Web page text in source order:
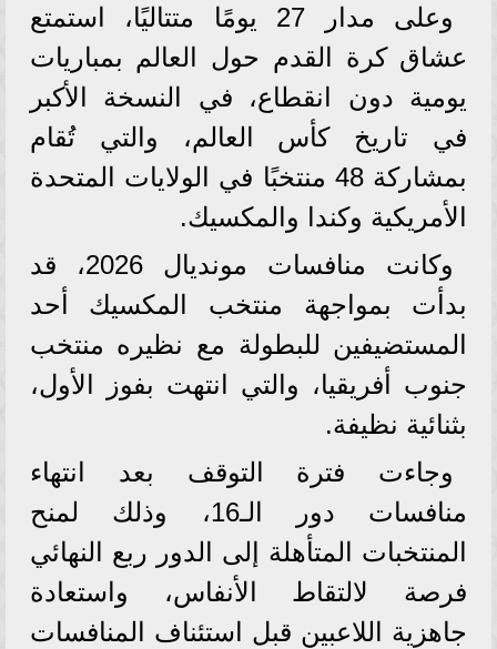
وعلى مدار 27 يومًا متتاليًا، استمتع
عشاق كرة القدم حول العالم بمباريات
يومية دون انقطاع، في النسخة الأكبر
في تاريخ كأس العالم، والتي تُقام
بمشاركة 48 منتخبًا في الولايات المتحدة
الأمريكية وكندا والمكسيك.
وكانت منافسات مونديال 2026، قد
بدأت بمواجهة منتخب المكسيك أحد
المستضيفين للبطولة مع نظيره منتخب
جنوب أفريقيا، والتي انتهت بفوز الأول،
بثنائية نظيفة.
وجاءت فترة التوقف بعد انتهاء
منافسات دور الـ16، وذلك لمنح
المنتخبات المتأهلة إلى الدور ربع النهائي
فرصة لالتقاط الأنفاس، واستعادة
جاهزية اللاعبين قبل استئناف المنافسات